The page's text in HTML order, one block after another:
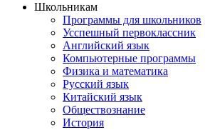
Школьникам
Программы для школьников
Усспешный первоклассник
Английский язык
Компьютерные программы
Физика и математика
Русский язык
Китайский язык
Обществознание
История